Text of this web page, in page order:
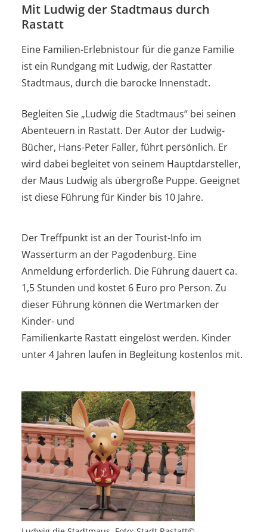
Mit Ludwig der Stadtmaus durch
Rastatt
Eine Familien-Erlebnistour für die ganze Familie
ist ein Rundgang mit Ludwig, der Rastatter
Stadtmaus, durch die barocke Innenstadt.
Begleiten Sie „Ludwig die Stadtmaus“ bei seinen
Abenteuern in Rastatt. Der Autor der Ludwig-
Bücher, Hans-Peter Faller, führt persönlich. Er
wird dabei begleitet von seinem Hauptdarsteller,
der Maus Ludwig als übergroße Puppe. Geeignet
ist diese Führung für Kinder bis 10 Jahre.
Der Treffpunkt ist an der Tourist-Info im
Wasserturm an der Pagodenburg. Eine
Anmeldung erforderlich. Die Führung dauert ca.
1,5 Stunden und kostet 6 Euro pro Person. Zu
dieser Führung können die Wertmarken der
Kinder- und
Familienkarte Rastatt eingelöst werden. Kinder
unter 4 Jahren laufen in Begleitung kostenlos mit.